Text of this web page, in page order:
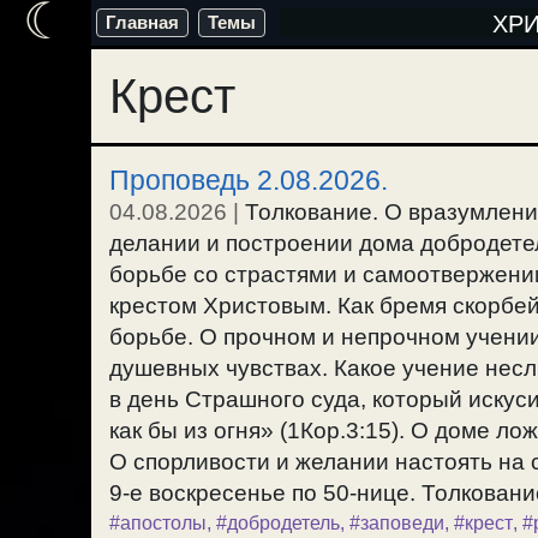
Перейти
содержимому
Главная Темы
Крест
Проповедь 2.08.2026.
04.08.2026
Толкование. О
делании и построении дома
борьбе со страстями и
крестом Христовым. Как бремя
борьбе. О прочном и непрочном
душевных чувствах. Какое учение
в день Страшного суда, который
как бы из огня» (1Кор.3:15). О доме
О спорливости и желании настоять на
9-е воскресенье по 50-нице.
#апостолы, #добродетель, #заповеди, #крест,
☾